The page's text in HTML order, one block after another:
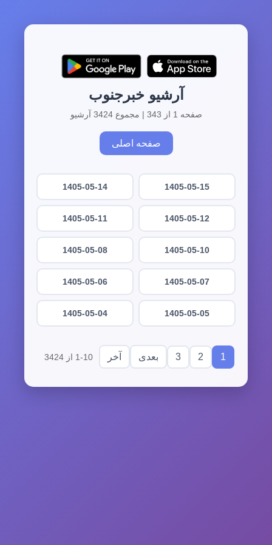
آرشیو خبرجنوب
صفحه 1 از 343 | مجموع 3424 آرشیو
صفحه اصلی
1405-05-15
1405-05-14
1405-05-12
1405-05-11
1405-05-10
1405-05-08
1405-05-07
1405-05-06
1405-05-05
1405-05-04
1
2
3 بعدی آخر 1-10 از 3424